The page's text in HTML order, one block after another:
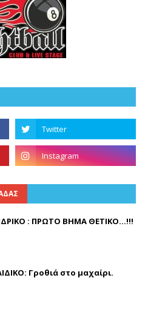
: ΠΡΩΤΟ ΒΗΜΑ ΘΕΤΙΚΟ...!!!
Γροθιά στο μαχαίρι.